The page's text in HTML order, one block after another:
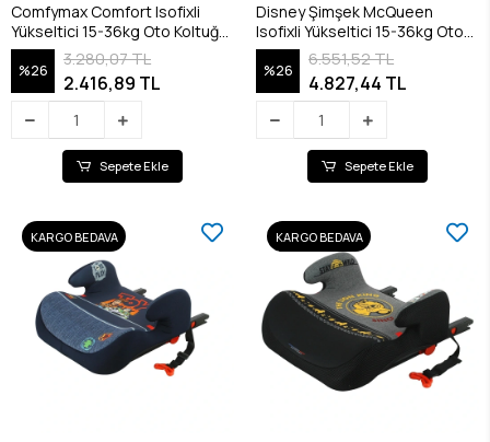
Comfymax Comfort Isofixli
Yükseltici 15-36kg Oto Koltuğu
- Pink Line
%26
3.280,07 TL
2.416,89 TL
Sepete Ekle
Disney Şimşek McQueen
Isofixli Yükseltici 15-36kg Oto
Koltuğu - Vintage Jean
%26
6.551,52 TL
4.827,44 TL
Sepete Ekle
KARGO BEDAVA KARGO BEDAVA